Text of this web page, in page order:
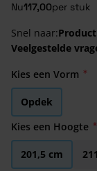
Nu117,00per stuk
Snel naar:
Veelgestelde
Kies een Vorm
Opdek
Kies een Hoogte
201,5 cm